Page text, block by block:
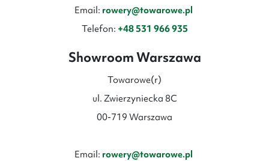
Email: rowery@towarowe.pl
Telefon: +48 531 966 935
Showroom Warszawa
Towarowe(r)
ul. Zwierzyniecka 8C
00-719 Warszawa
Email: rowery@towarowe.pl